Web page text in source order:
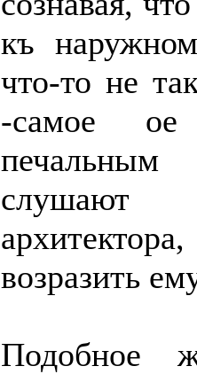
къ
что-то не
-самое
возразить
Подобное